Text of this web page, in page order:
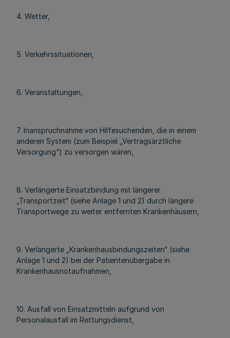
4. Wetter,
5. Verkehrssituationen,
6. Veranstaltungen,
7. Inanspruchnahme von Hilfesuchenden, die in einem
anderen System (zum Beispiel „Vertragsärztliche
Versorgung“) zu versorgen wären,
8. Verlängerte Einsatzbindung mit längerer
„Transportzeit“ (siehe Anlage 1 und 2) durch längere
Transportwege zu weiter entfernten Krankenhäusern,
9. Verlängerte „Krankenhausbindungszeiten“ (siehe
Anlage 1 und 2) bei der Patientenübergabe in
Krankenhausnotaufnahmen,
10. Ausfall von Einsatzmitteln aufgrund von
Personalausfall im Rettungsdienst,